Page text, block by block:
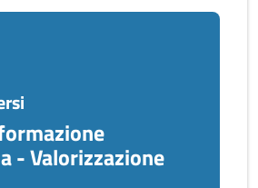
- Valorizzazione